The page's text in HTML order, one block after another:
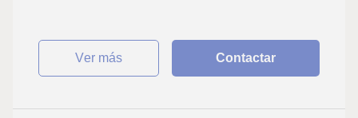
ver más Contactar